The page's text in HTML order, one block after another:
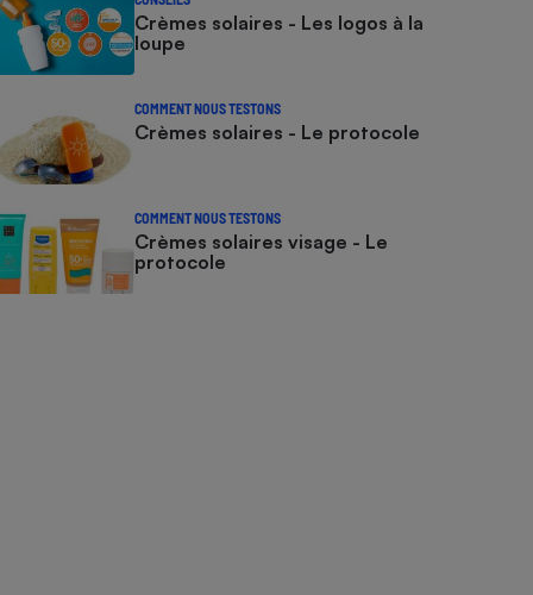
Crèmes solaires - Les logos à la
loupe
COMMENT NOUS TESTONS
Crèmes solaires - Le protocole
COMMENT NOUS TESTONS
Crèmes solaires visage - Le
protocole